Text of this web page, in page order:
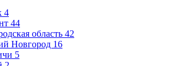
4
44
область 42
Новгород 16
5